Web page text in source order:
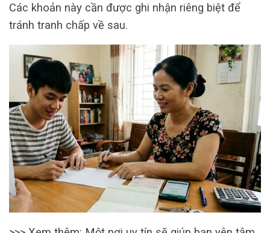
Các khoản này cần được ghi nhận riêng biệt để
tránh tranh chấp về sau.